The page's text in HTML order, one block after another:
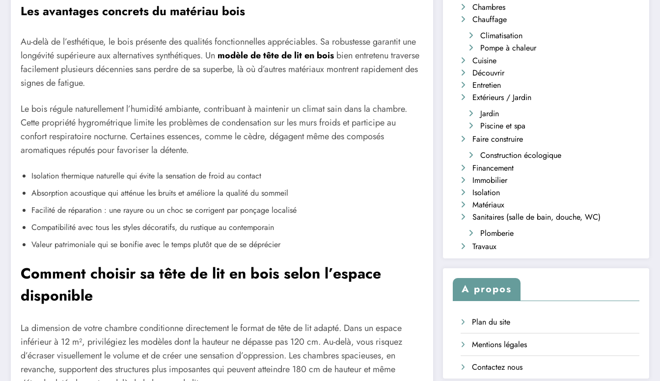
Les avantages concrets du matériau bois
Au-delà de l’esthétique, le bois présente des qualités fonctionnelles appréciables. Sa robustesse garantit une
longévité supérieure aux alternatives synthétiques. Un modèle de tête de lit en bois bien entretenu traverse
facilement plusieurs décennies sans perdre de sa superbe, là où d’autres matériaux montrent rapidement des
signes de fatigue.
Le bois régule naturellement l’humidité ambiante, contribuant à maintenir un climat sain dans la chambre.
Cette propriété hygrométrique limite les problèmes de condensation sur les murs froids et participe au
confort respiratoire nocturne. Certaines essences, comme le cèdre, dégagent même des composés
aromatiques réputés pour favoriser la détente.
Isolation thermique naturelle qui évite la sensation de froid au contact
Absorption acoustique qui atténue les bruits et améliore la qualité du sommeil
Facilité de réparation : une rayure ou un choc se corrigent par ponçage localisé
Compatibilité avec tous les styles décoratifs, du rustique au contemporain
Valeur patrimoniale qui se bonifie avec le temps plutôt que de se déprécier
Comment choisir sa tête de lit en bois selon l’espace
disponible
La dimension de votre chambre conditionne directement le format de tête de lit adapté. Dans un espace
inférieur à 12 m², privilégiez les modèles dont la hauteur ne dépasse pas 120 cm. Au-delà, vous risquez
d’écraser visuellement le volume et de créer une sensation d’oppression. Les chambres spacieuses, en
revanche, supportent des structures plus imposantes qui peuvent atteindre 180 cm de hauteur et même
Chambres
Chauffage
Climatisation
Pompe à chaleur
Cuisine
Découvrir
Entretien
Extérieurs / Jardin
Jardin
Piscine et spa
Faire construire
Construction écologique
Financement
Immobilier
Isolation
Matériaux
Sanitaires (salle de bain, douche, WC)
Plomberie
Travaux
A propos
Plan du site
Mentions légales
Contactez nous